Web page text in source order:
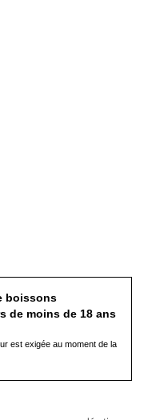
boissons
de moins de 18 ans
est exigée au moment de la